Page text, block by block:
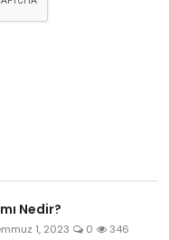
Nedir?
1, 2023 0 346